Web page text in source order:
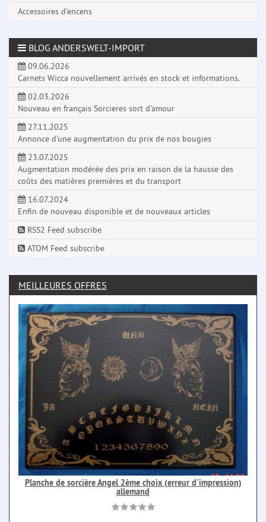
Accessoires d'encens
BLOG ANDERSWELT-IMPORT
09.06.2026
Carnets Wicca nouvellement arrivés en stock et informations.
02.03.2026
Nouveau en français Sorcieres sort d'amour
27.11.2025
Annonce d'une augmentation du prix de nos bougies
23.07.2025
Augmentation modérée des prix en raison de la hausse des
coûts des matières premières et du transport
16.07.2024
Enfin de nouveau disponible et de nouveaux articles
RSS2 Feed subscribe
ATOM Feed subscribe
MEILLEURES OFFRES
Planche de sorcière Angel 2ème choix (erreur d'impression)
allemand